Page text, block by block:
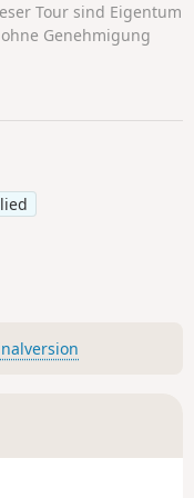
Tour sind Eigentum
Genehmigung